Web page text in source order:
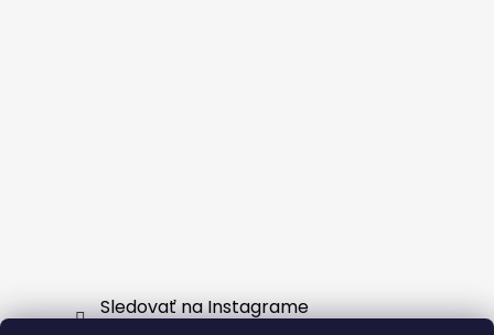
Sledovať na Instagrame